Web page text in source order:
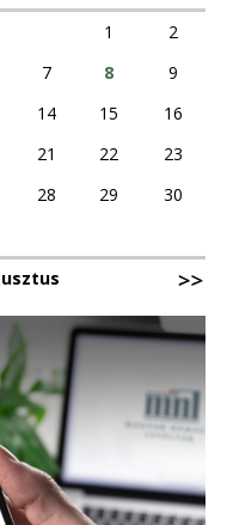
1
2
7 8
9
14 15
16
21 22
23
28 29
30